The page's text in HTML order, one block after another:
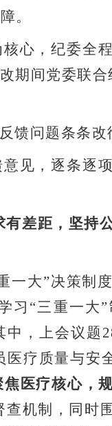
。
心，纪委全
期间党委联
馈问题条条改
见，逐条逐
差距，坚持
一大”决策制
习 “三重一大”
中，上会议题
疗质量与安
医疗核心，
查机制，同时